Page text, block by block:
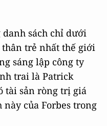
danh sách chỉ dưới
trẻ nhất thế giới
sáng lập công ty
trai là Patrick
tài sản ròng trị giá
này của Forbes trong